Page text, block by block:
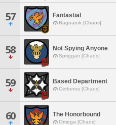
57 Fantastial
Ragnarok [Chaos]
58 Not Spying Anyone
Spriggan [Chaos]
59 Based Department
Cerberus [Chaos]
60 The Honorbound
Omega [Chaos]